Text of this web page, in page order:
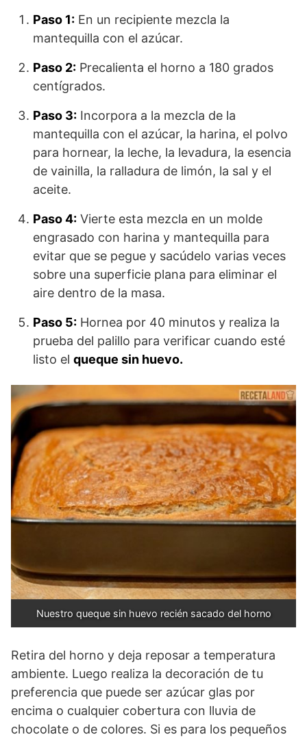
Paso 1: En un recipiente mezcla la
mantequilla con el azúcar.
Paso 2: Precalienta el horno a 180 grados
centígrados.
Paso 3: Incorpora a la mezcla de la
mantequilla con el azúcar, la harina, el polvo
para hornear, la leche, la levadura, la esencia
de vainilla, la ralladura de limón, la sal y el
aceite.
Paso 4: Vierte esta mezcla en un molde
engrasado con harina y mantequilla para
evitar que se pegue y sacúdelo varias veces
sobre una superficie plana para eliminar el
aire dentro de la masa.
Paso 5: Hornea por 40 minutos y realiza la
prueba del palillo para verificar cuando esté
listo el queque sin huevo.
Nuestro queque sin huevo recién sacado del horno
Retira del horno y deja reposar a temperatura
ambiente. Luego realiza la decoración de tu
preferencia que puede ser azúcar glas por
encima o cualquier cobertura con lluvia de
chocolate o de colores. Si es para los pequeños